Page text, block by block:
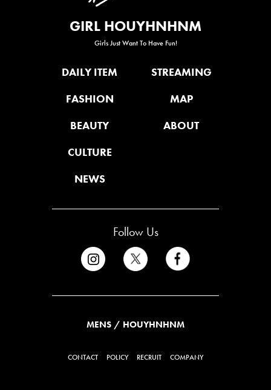
GIRL HOUYHNHNM
Girls Just Want To Have Fun!
DAILY ITEM
FASHION
BEAUTY
CULTURE
NEWS
STREAMING
MAP
ABOUT
Follow Us
MENS / HOUYHNHNM
CONTACT POLICY RECRUIT COMPANY